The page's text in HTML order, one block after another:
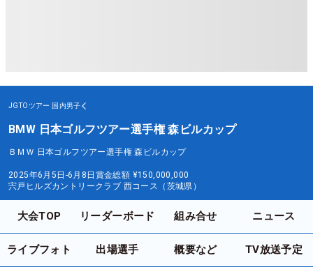
JGTOツアー 国内男子
BMW 日本ゴルフツアー選手権 森ビルカップ
ＢＭＷ 日本ゴルフツアー選手権 森ビルカップ
2025年6月5日-6月8日 賞金総額 ¥150,000,000
宍戸ヒルズカントリークラブ 西コース（茨城県）
大会TOP リーダーボード 組み合せ ニュース
ライブフォト 出場選手 概要など TV放送予定